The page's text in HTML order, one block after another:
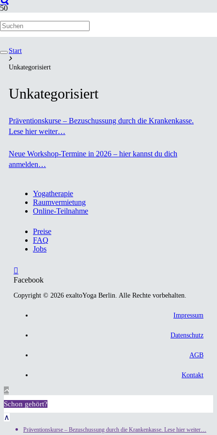
Unkategorisiert
Start
Unkategorisiert
Unkategorisiert
Präventionskurse – Bezuschussung durch die Krankenkasse.
Lese hier weiter…
Neue Workshop-Termine in 2026 – hier kannst du dich
anmelden…
Yogatherapie
Raumvermietung
Online-Teilnahme
Preise
FAQ
Jobs
Facebook
Copyright © 2026 exaltoYoga Berlin. Alle Rechte vorbehalten.
Impressum
Datenschutz
AGB
Kontakt
Schon gehört?
Präventionskurse – Bezuschussung durch die Krankenkasse. Lese hier weiter…
∧